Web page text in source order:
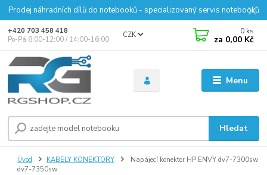
Prodej náhradních dílů do notebooků - specializovaný servis notebooků
Menu
CZK
Hledat
+420 703 458 418
Po-Pá 8:00-12:00 / 14:00-16:00
0 ks
za 0,00 Kč
Úvod KABELY KONEKTORY
Napájecí konektor HP ENVY dv7-7300sw
dv7-7350sw